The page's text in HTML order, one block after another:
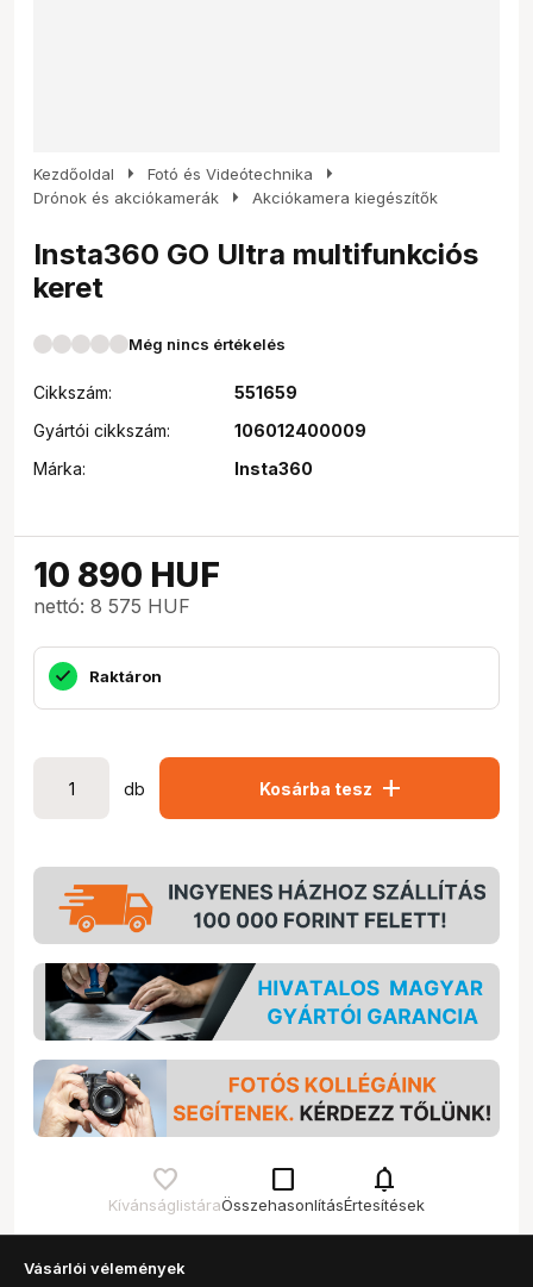
Kezdőoldal arrow_right Fotó és Videótechnika arrow_right
Drónok és akciókamerák arrow_right Akciókamera kiegészítők
Insta360 GO Ultra multifunkciós
keret
Még nincs értékelés
Cikkszám:
551659
Gyártói cikkszám:
106012400009
Márka:
Insta360
10 890 HUF
nettó: 8 575 HUF
Raktáron
db Kosárba tesz add
Kívánságlistára
check_box_outline_blank
Összehasonlítás
notifications
Értesítések
Vásárlói vélemények